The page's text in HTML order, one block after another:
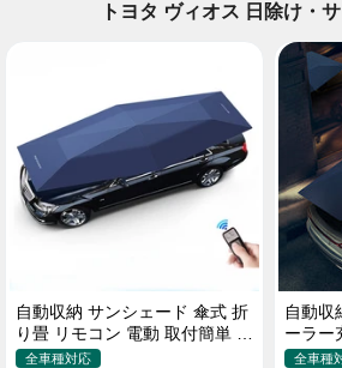
トヨタ ヴィオス 日除け・
自動収納 サンシェード 傘式 折
り畳 リモコン 電動 取付簡単 汎
用 防風
全車種対応
自動収
ーラー
簡単
全車種